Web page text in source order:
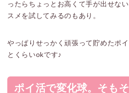
ったらちょっとお高くて手が出せな
スメを試してみるのもあり。
やっぱりせっかく頑張って貯めたポ
とくらいokです♪
ポイ活で変化球。そも